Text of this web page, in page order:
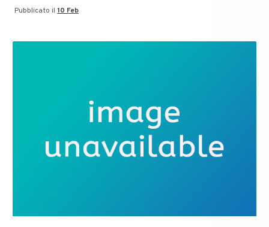
Ecosystem,
Fintech
Pubblicato il 10 Feb